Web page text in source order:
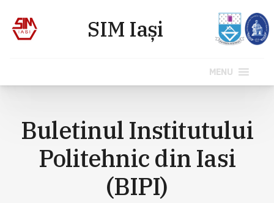
conținut
MENU
Buletinul Institutului
Politehnic din Iasi
(BIPI)